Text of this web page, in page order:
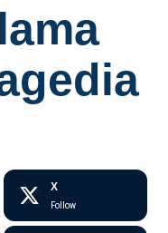
X
Follow